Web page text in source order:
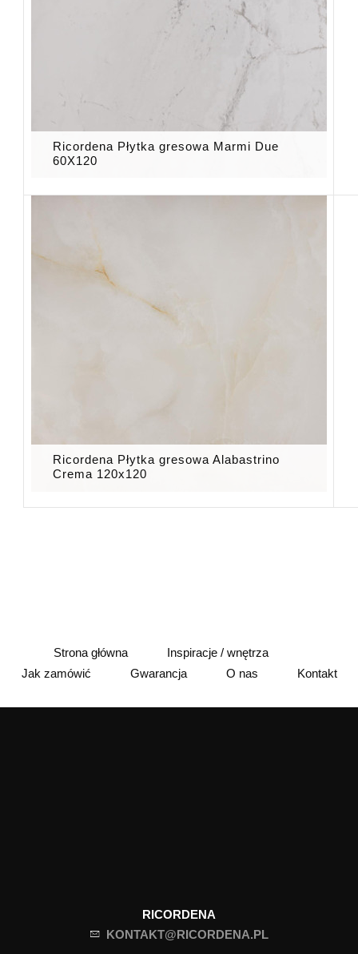
Ricordena Płytka gresowa Marmi Due
60X120
Ricordena Płytka gresowa Alabastrino
Crema 120x120
Strona główna
Inspiracje / wnętrza
Jak zamówić
Gwarancja O nas Kontakt
RICORDENA
KONTAKT@RICORDENA.PL